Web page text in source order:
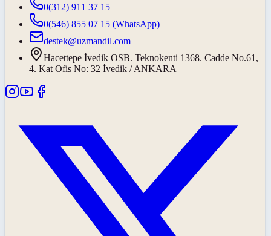
0(312) 911 37 15
0(546) 855 07 15 (WhatsApp)
destek@uzmandil.com
Hacettepe İvedik OSB. Teknokenti 1368. Cadde No.61,
4. Kat Ofis No: 32 İvedik / ANKARA